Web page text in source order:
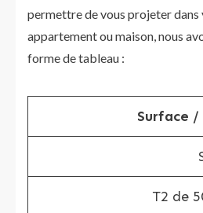
permettre de vous projeter
appartement ou maison, nous
forme de tableau :
Surface /
T2 de